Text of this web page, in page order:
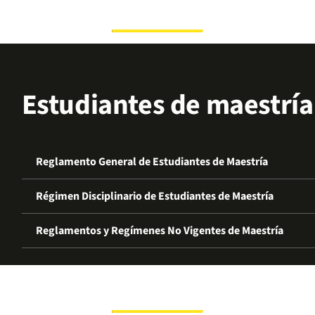
Estudiantes de maestría
Reglamento General de Estudiantes de Maestría
Régimen Disciplinario de Estudiantes de Maestría
Reglamentos y Regímenes No Vigentes de Maestría